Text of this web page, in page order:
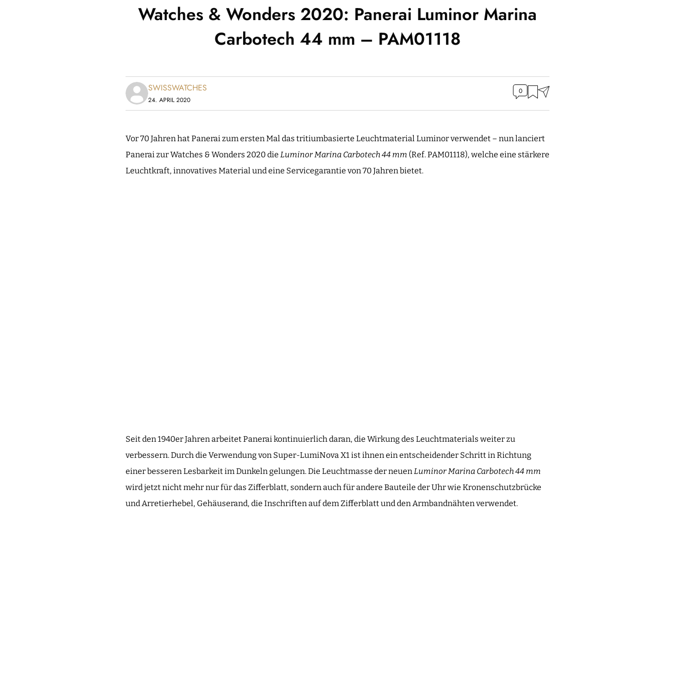
Watches & Wonders 2020: Panerai Luminor Marina
Carbotech 44 mm – PAM01118
SWISSWATCHES
24. APRIL 2020
0
Vor 70 Jahren hat Panerai zum ersten Mal das tritiumbasierte Leuchtmaterial Luminor verwendet – nun lanciert
Panerai zur Watches & Wonders 2020 die Luminor Marina Carbotech 44 mm (Ref. PAM01118), welche eine stärkere
Leuchtkraft, innovatives Material und eine Servicegarantie von 70 Jahren bietet.
Seit den 1940er Jahren arbeitet Panerai kontinuierlich daran, die Wirkung des Leuchtmaterials weiter zu
verbessern. Durch die Verwendung von Super-LumiNova X1 ist ihnen ein entscheidender Schritt in Richtung
einer besseren Lesbarkeit im Dunkeln gelungen. Die Leuchtmasse der neuen Luminor Marina Carbotech 44 mm
wird jetzt nicht mehr nur für das Zifferblatt, sondern auch für andere Bauteile der Uhr wie Kronenschutzbrücke
und Arretierhebel, Gehäuserand, die Inschriften auf dem Zifferblatt und den Armbandnähten verwendet.